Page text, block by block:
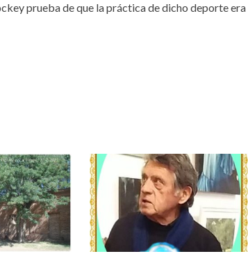
prueba de que la práctica de dicho deporte era